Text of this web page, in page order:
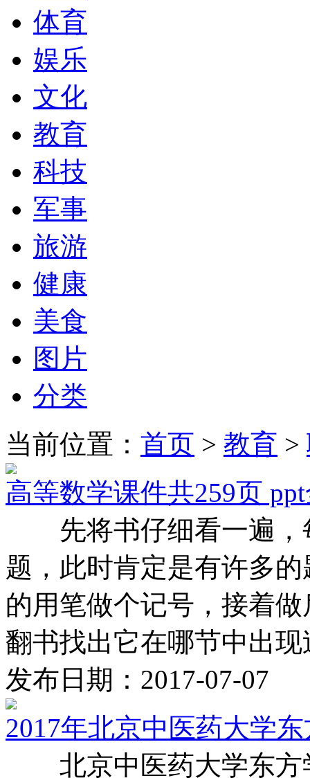
体育
娱乐
文化
教育
科技
军事
旅游
健康
美食
图片
分类
当前位置： 首页 > 教育 >
高等数学课件共259页
先将书仔细看一遍，
题，此时肯定是有许多
的用笔做个记号，接着
翻书找出它在哪节中出
发布日期：2017-07-07
2017年北京中医药大学
北京中医药大学东方